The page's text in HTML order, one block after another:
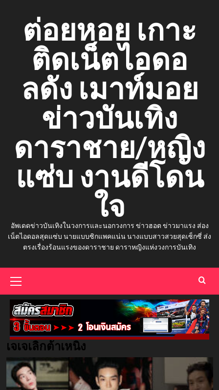
contentต่อยหอย เกาะ
ติดเน็ตไอดอ
ลดัง เมาท์มอย
ข่าวบันเทิง
ดาราชาย/หญิง
แซ่บ งานดีโดน
ใจ
อัพเดดข่าวบันเทิงในวงการและนอกวงการ ข่าวฮอต ข่าวมาแรง ส่อง
เน็ตไอดอลสุดแซ่บ นายแบบซิกแพคแน่น นางแบบสาวสวยสุดเซ็กซี่ ส่ง
ตรงเรื่องร้อนแรงของดาราชาย ดาราหญิงแห่งวงการบันเทิง
Menu
เจเจเลิกต้าเหนิง